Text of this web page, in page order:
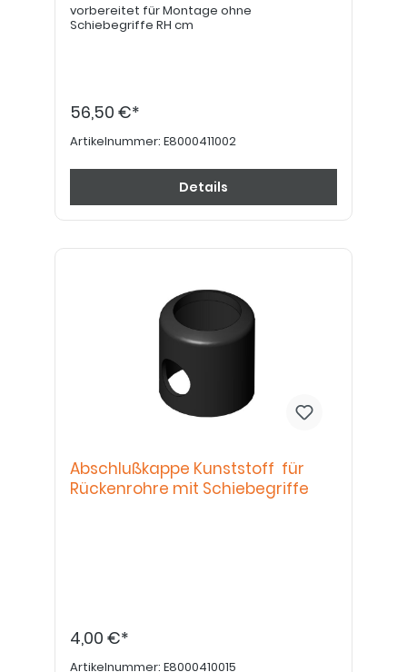
vorbereitet für Montage ohne
Schiebegriffe RH cm
56,50 €*
Artikelnummer: E8000411002
Details
Abschlußkappe Kunststoff für
Rückenrohre mit Schiebegriffe
4,00 €*
Artikelnummer: E8000410015